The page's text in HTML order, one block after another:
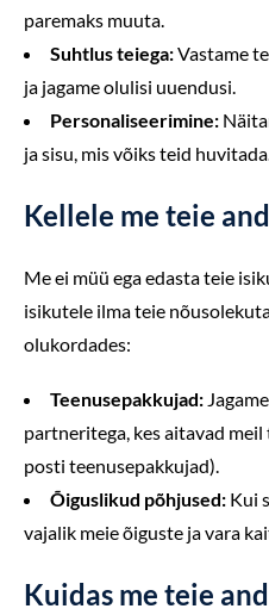
paremaks muuta.
Suhtlus teiega:Vastame
ja jagame olulisi uuendusi.
Personaliseerimine:
ja sisu, mis võiks teid
Kellele me teie
Me ei müü ega edasta teie
isikutele ilma teie
olukordades:
Teenusepakkujad:
partneritega, kes aitavad
posti teenusepakkujad).
Õiguslikud põhjused: Kui
vajalik meie õiguste ja vara
Kuidas me teie